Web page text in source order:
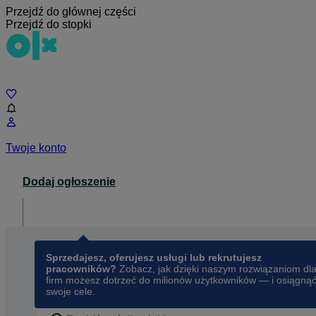
Przejdź do głównej części
Przejdź do stopki
Twoje konto
Dodaj ogłoszenie
Sprzedajesz, oferujesz usługi lub rekrutujesz
pracowników? Zobacz, jak dzięki naszym rozwiązaniom dla
firm możesz dotrzeć do milionów użytkowników — i osiągnąć
swoje cele.